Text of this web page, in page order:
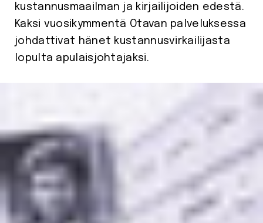
kustannusmaailman ja kirjailijoiden edestä.
Kaksi vuosikymmentä Otavan palveluksessa
johdattivat hänet kustannusvirkailijasta
lopulta apulaisjohtajaksi.